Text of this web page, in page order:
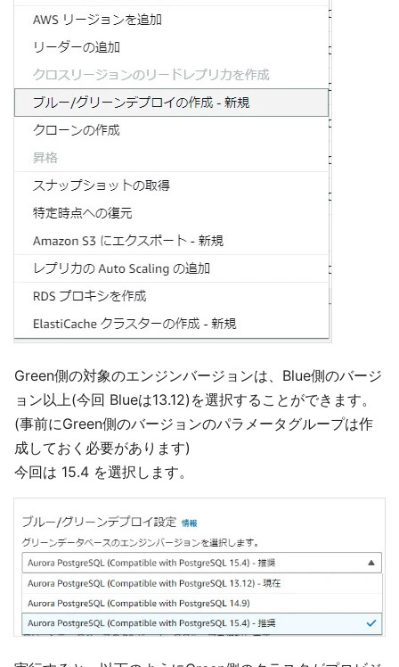
Green側の対象のエンジンバージョンは、Blue側のバージ
ョン以上(今回 Blueは13.12)を選択することができます。
(事前にGreen側のバージョンのパラメータグループは作
成しておく必要があります)
今回は 15.4 を選択します。